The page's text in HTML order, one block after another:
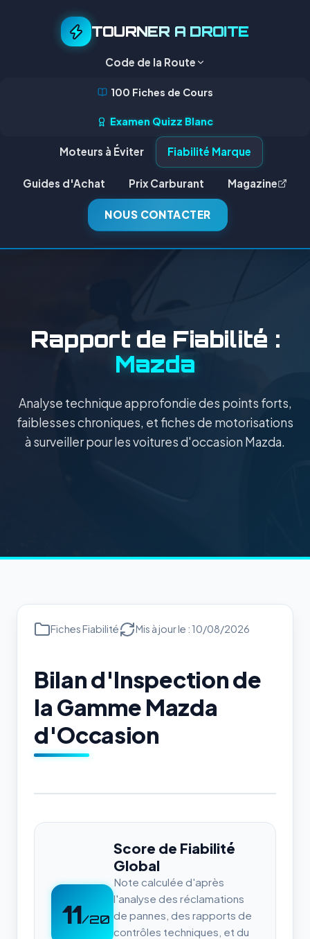
TOURNER A DROITE
Code de la Route
100 Fiches de Cours
Examen Quizz Blanc
Moteurs à Éviter Fiabilité Marque
Guides d'Achat Prix Carburant Magazine
NOUS CONTACTER
Rapport de Fiabilité :
Mazda
Analyse technique approfondie des points forts,
faiblesses chroniques, et fiches de motorisations
à surveiller pour les voitures d'occasion Mazda.
Fiches Fiabilité Mis à jour le : 10/08/2026
Bilan d'Inspection de
la Gamme Mazda
d'Occasion
11/20
Score de Fiabilité
Global
Note calculée d'après
l'analyse des réclamations
de pannes, des rapports de
contrôles techniques, et du